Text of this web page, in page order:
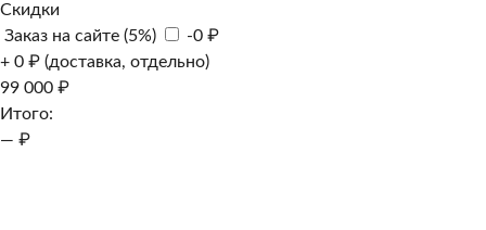
Скидки
Заказ на сайте (5%)
-0 ₽
+ 0 ₽ (доставка, отдельно)
99 000 ₽
Итого:
— ₽